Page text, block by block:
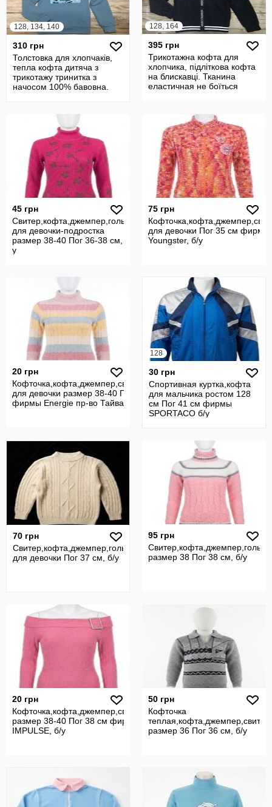
128, 134, 140
310 грн
Толстовка для хлопчаків,
тепла кофта дитяча з
трикотажу тринитка з
начосом 100% бавовна.
128, 164
395 грн
Трикотажна кофта для
хлопчика, підліткова кофта
на блискавці. Тканина
еластичная не боїться
45 грн
Свитер,кофта,джемпер,гольф
для девочки-подростка
размер 38-40 Пог 36-38 см, б/
у
75 грн
для девочки Пог 35 см фирмы
Youngster, б/у
20 грн
Кофточка,кофта,джемпер,свитер,гольф
для девочки размер 38-40 Пог 38
фирмы Energie пр-во Тайвань, б/у
128
30 грн
Спортивная куртка,кофта
для мальчика ростом 128
см Пог 41 см фирмы
SPORTACO б/у
70 грн
Свитер,кофта,джемпер,гольф
для девочки Пог 37 см, б/у
95 грн
Свитер,кофта,джемпер,гольф
размер 38 Пог 38 см, б/у
20 грн
Кофточка,кофта,джемпер,свитер,гольф
размер 38-40 Пог 38 см фирмы
IMPULSE, б/у
50 грн
Кофточка
размер 36 Пог 36 см, б/у